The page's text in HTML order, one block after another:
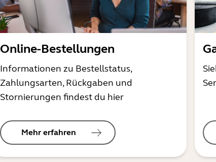
Online-Bestellungen
Informationen zu Bestellstatus,
Zahlungsarten, Rückgaben und
Stornierungen findest du hier
Mehr erfahren